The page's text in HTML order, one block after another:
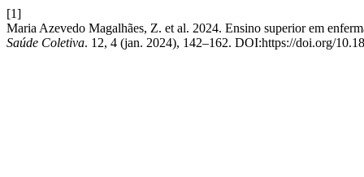
[1]
Maria Azevedo Magalhães, Z. et al. 2024. Ensino superior em
Saúde Coletiva. 12, 4 (jan. 2024), 142–162. DOI:https://doi.org/